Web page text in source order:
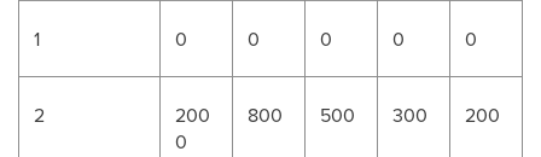
1 0 0 0 0 0
2
200
0
800 500 300 200